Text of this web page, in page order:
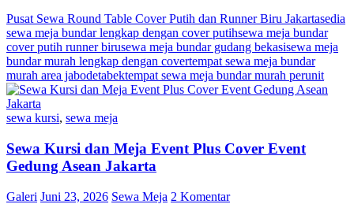
Pusat Sewa Round Table Cover Putih dan Runner Biru Jakartasedia
sewa meja bundar lengkap dengan cover putihsewa meja bundar
cover putih runner birusewa meja bundar gudang bekasisewa meja
bundar murah lengkap dengan covertempat sewa meja bundar
murah area jabodetabektempat sewa meja bundar murah perunit
sewa kursi, sewa meja
Sewa Kursi dan Meja Event Plus Cover Event
Gedung Asean Jakarta
Galeri Juni 23, 2026 Sewa Meja 2 Komentar